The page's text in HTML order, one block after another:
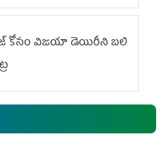
కోసం విజయా డెయిరీని బలి